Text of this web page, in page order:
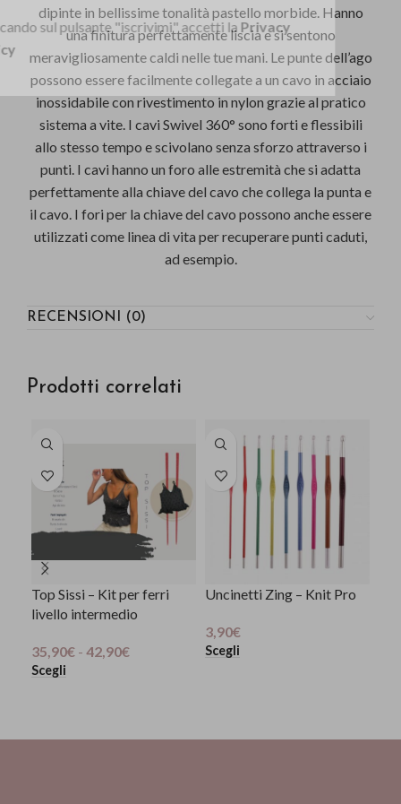
Cliccando sul pulsante "iscrivimi" accetti laPrivacy
Policy
dipinte in bellissime tonalità pastello morbide. Hanno
una finitura perfettamente liscia e si sentono
meravigliosamente caldi nelle tue mani. Le punte dell’ago
possono essere facilmente collegate a un cavo in acciaio
inossidabile con rivestimento in nylon grazie al pratico
sistema a vite. I cavi Swivel 360° sono forti e flessibili
allo stesso tempo e scivolano senza sforzo attraverso i
punti. I cavi hanno un foro alle estremità che si adatta
perfettamente alla chiave del cavo che collega la punta e
il cavo. I fori per la chiave del cavo possono anche essere
utilizzati come linea di vita per recuperare punti caduti,
ad esempio.
RECENSIONI (0)
Prodotti correlati
Top Sissi – Kit per ferri
livello intermedio
35,90€ - 42,90€
Scegli
Uncinetti Zing – Knit Pro
3,90€
Scegli